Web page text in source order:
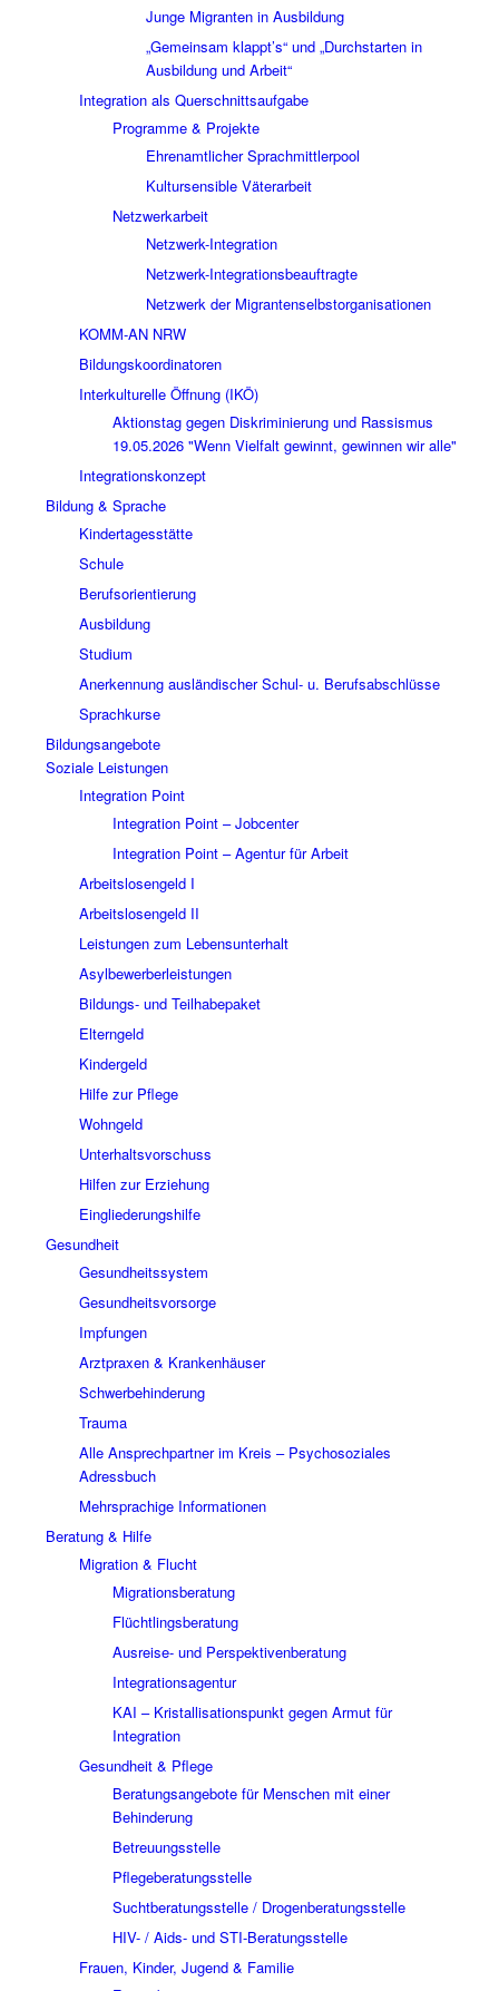
Junge Migranten in Ausbildung
„Gemeinsam klappt’s“ und „Durchstarten in
Ausbildung und Arbeit“
Integration als Querschnittsaufgabe
Programme & Projekte
Ehrenamtlicher Sprachmittlerpool
Kultursensible Väterarbeit
Netzwerkarbeit
Netzwerk-Integration
Netzwerk-Integrationsbeauftragte
Netzwerk der Migrantenselbstorganisationen
KOMM-AN NRW
Bildungskoordinatoren
Interkulturelle Öffnung (IKÖ)
Aktionstag gegen Diskriminierung und Rassismus
19.05.2026 "Wenn Vielfalt gewinnt, gewinnen wir alle"
Integrationskonzept
Bildung & Sprache
Kindertagesstätte
Schule
Berufsorientierung
Ausbildung
Studium
Anerkennung ausländischer Schul- u. Berufsabschlüsse
Sprachkurse
Bildungsangebote
Soziale Leistungen
Integration Point
Integration Point – Jobcenter
Integration Point – Agentur für Arbeit
Arbeitslosengeld I
Arbeitslosengeld II
Leistungen zum Lebensunterhalt
Asylbewerberleistungen
Bildungs- und Teilhabepaket
Elterngeld
Kindergeld
Hilfe zur Pflege
Wohngeld
Unterhaltsvorschuss
Hilfen zur Erziehung
Eingliederungshilfe
Gesundheit
Gesundheitssystem
Gesundheitsvorsorge
Impfungen
Arztpraxen & Krankenhäuser
Schwerbehinderung
Trauma
Alle Ansprechpartner im Kreis – Psychosoziales
Adressbuch
Mehrsprachige Informationen
Beratung & Hilfe
Migration & Flucht
Migrationsberatung
Flüchtlingsberatung
Ausreise- und Perspektivenberatung
Integrationsagentur
KAI – Kristallisationspunkt gegen Armut für
Integration
Gesundheit & Pflege
Beratungsangebote für Menschen mit einer
Behinderung
Betreuungsstelle
Pflegeberatungsstelle
Suchtberatungsstelle / Drogenberatungsstelle
HIV- / Aids- und STI-Beratungsstelle
Frauen, Kinder, Jugend & Familie